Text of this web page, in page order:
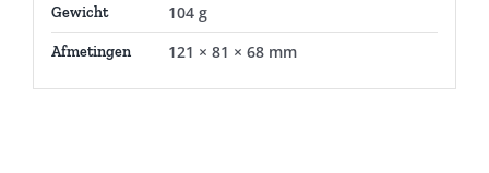
Gewicht 104 g
Afmetingen 121 × 81 × 68 mm